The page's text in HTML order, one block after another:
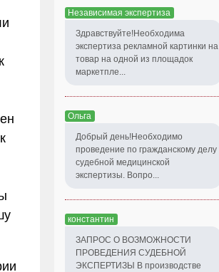
Независимая экспертиза
Здравствуйте!Необходима
экспертиза рекламной картинки на
товар на одной из площадок
маркетпле...
Ольга
Добрый день!Необходимо
проведение по гражданскому делу
судебной медицинской
экспертизы. Вопро...
константин
ЗАПРОС О ВОЗМОЖНОСТИ
ПРОВЕДЕНИЯ СУДЕБНОЙ
ЭКСПЕРТИЗЫ В производстве